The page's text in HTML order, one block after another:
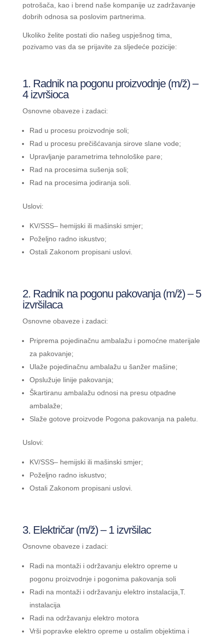
potrošača, kao i brend naše kompanije uz zadržavanje
dobrih odnosa sa poslovim partnerima.
Ukoliko želite postati dio našeg uspješnog tima,
pozivamo vas da se prijavite za sljedeće pozicije:
1. Radnik na pogonu proizvodnje (m/ž) –
4 izvršioca
Osnovne obaveze i zadaci:
Rad u procesu proizvodnje soli;
Rad u procesu prečišćavanja sirove slane vode;
Upravljanje parametrima tehnološke pare;
Rad na procesima sušenja soli;
Rad na procesima jodiranja soli.
Uslovi:
KV/SSS– hemijski ili mašinski smjer;
Poželjno radno iskustvo;
Ostali Zakonom propisani uslovi.
2. Radnik na pogonu pakovanja (m/ž) – 5
izvršilaca
Osnovne obaveze i zadaci:
Priprema pojedinačnu ambalažu i pomoćne materijale
za pakovanje;
Ulaže pojedinačnu ambalažu u šanžer mašine;
Opslužuje linije pakovanja;
Škartiranu ambalažu odnosi na presu otpadne
ambalaže;
Slaže gotove proizvode Pogona pakovanja na paletu.
Uslovi:
KV/SSS– hemijski ili mašinski smjer;
Poželjno radno iskustvo;
Ostali Zakonom propisani uslovi.
3. Električar (m/ž) – 1 izvršilac
Osnovne obaveze i zadaci:
Radi na montaži i održavanju elektro opreme u
pogonu proizvodnje i pogonima pakovanja soli
Radi na montaži i održavanju elektro instalacija,T.
instalacija
Radi na održavanju elektro motora
Vrši popravke elektro opreme u ostalim objektima i